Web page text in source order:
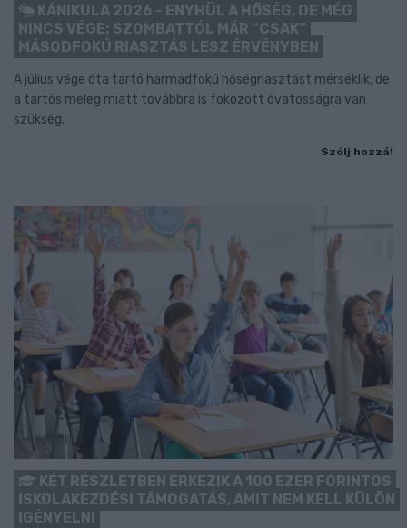
KÁNIKULA 2026 - ENYHÜL A HŐSÉG, DE MÉG
NINCS VÉGE: SZOMBATTÓL MÁR “CSAK”
MÁSODFOKÚ RIASZTÁS LESZ ÉRVÉNYBEN
A július vége óta tartó harmadfokú hőségriasztást mérséklik, de
a tartós meleg miatt továbbra is fokozott óvatosságra van
szükség.
Szólj hozzá!
KÉT RÉSZLETBEN ÉRKEZIK A 100 EZER FORINTOS
ISKOLAKEZDÉSI TÁMOGATÁS, AMIT NEM KELL KÜLÖN
IGÉNYELNI